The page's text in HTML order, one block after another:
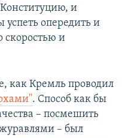
и
успеть опередить и
скоростью и
как Кремль проводил
. Способ как бы
– посмешить
– был